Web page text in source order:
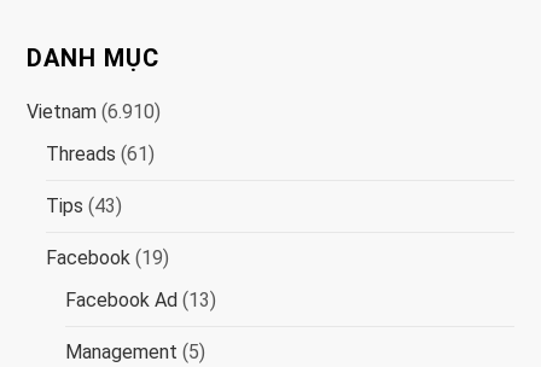
ề
u
h
ư
DANH MỤC
Vietnam (6.910)
Threads (61)
Tips (43)
Facebook (19)
Facebook Ad (13)
Management (5)